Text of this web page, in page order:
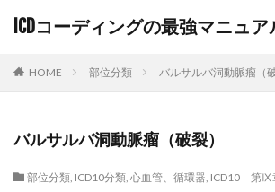
ICDコーディングの最強マニュア
HOME 部位分類 バルサルバ洞動脈瘤（破
バルサルバ洞動脈瘤（破裂）
部位分類, ICD10分類, 心血管、循環器, ICD10 第Ⅸ